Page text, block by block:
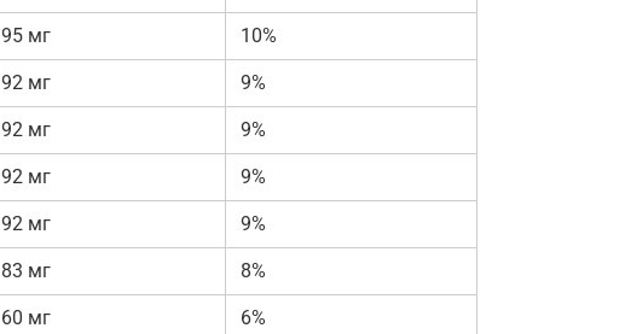
95 мг 10%
92 мг 9%
92 мг 9%
92 мг 9%
92 мг 9%
83 мг 8%
60 мг 6%